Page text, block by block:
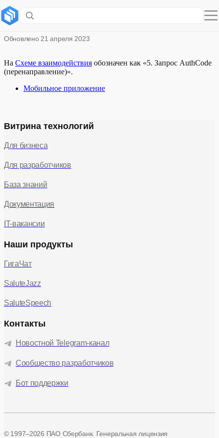
Запрос кода авторизации
Обновлено 21 апреля 2023
На Схеме взаимодействия обозначен как «5. Запрос AuthCode
(перенаправление)».
Мобильное приложение
Витрина технологий
Для бизнеса
Для разработчиков
База знаний
Документация
IT-вакансии
Наши продукты
ГигаЧат
SaluteJazz
SaluteSpeech
Контакты
Новостной Telegram-канал
Сообщество разработчиков
Бот поддержки
© 1997–2026 ПАО Сбербанк. Генеральная лицензия